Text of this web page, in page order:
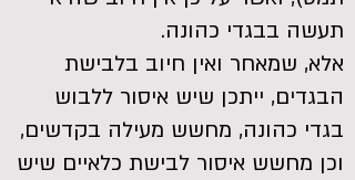
תעשה בבגדי כהונה.
אלא, שמאחר ואין חיוב בלבישת
הבגדים, ייתכן שיש איסור ללבוש
בגדי כהונה, מחשש מעילה בקדשים,
וכן מחשש איסור לבישת כלאיים שיש